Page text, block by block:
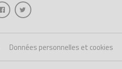
Données personnelles et cookies